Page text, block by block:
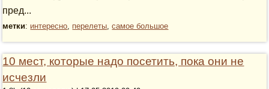
пред...
метки: интересно, перелеты,самое большое
10 мест, которые надо посетить, пока они не
исчезли